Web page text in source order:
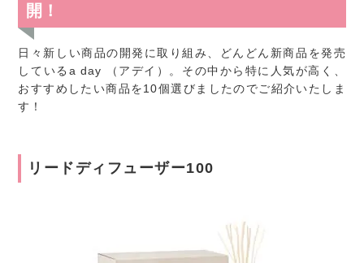
開！
日々新しい商品の開発に取り組み、どんどん新商品を発売
しているa day （アデイ）。その中から特に人気が高く、
おすすめしたい商品を10個選びましたのでご紹介いたしま
す！
リードディフューザー100